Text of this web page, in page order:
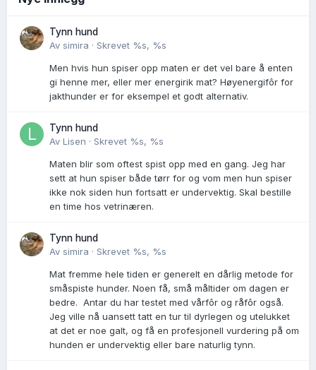
Tynn hund
Av simira · Skrevet %s, %s
Men hvis hun spiser opp maten er det vel bare å enten
gi henne mer, eller mer energirik mat? Høyenergifôr for
jakthunder er for eksempel et godt alternativ.
Tynn hund
Av Lisen · Skrevet %s, %s
Maten blir som oftest spist opp med en gang. Jeg har
sett at hun spiser både tørr for og vom men hun spiser
ikke nok siden hun fortsatt er undervektig. Skal bestille
en time hos vetrinæren.
Tynn hund
Av simira · Skrevet %s, %s
Mat fremme hele tiden er generelt en dårlig metode for
småspiste hunder. Noen få, små måltider om dagen er
bedre. Antar du har testet med vårfôr og råfôr også.
Jeg ville nå uansett tatt en tur til dyrlegen og utelukket
at det er noe galt, og få en profesjonell vurdering på om
hunden er undervektig eller bare naturlig tynn.